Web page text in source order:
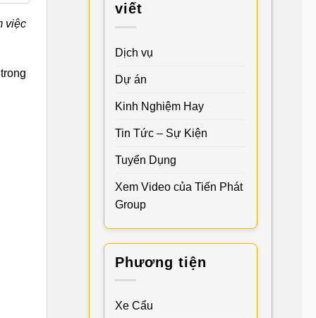
việc
viết
Dịch vụ
Dự án
Kinh Nghiệm Hay
Tin Tức – Sự Kiện
Tuyển Dụng
Xem Video của Tiến Phát
Group
Phương tiện
Xe Cẩu